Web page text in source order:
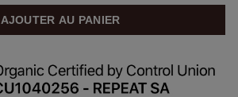
AJOUTER AU PANIER